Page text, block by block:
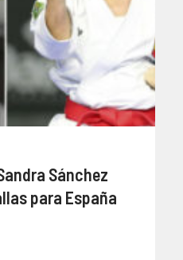
Sánchez
para España